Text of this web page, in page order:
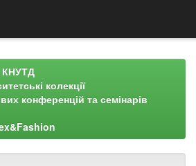
КНУТД
колекції
конференцій та семінарів